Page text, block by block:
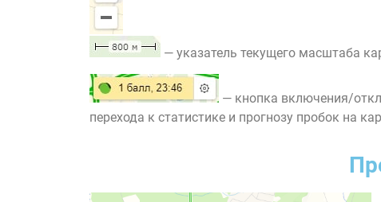
— указатель текущего масштаба
— кнопка включения/
перехода к статистике и прогнозу пробок на